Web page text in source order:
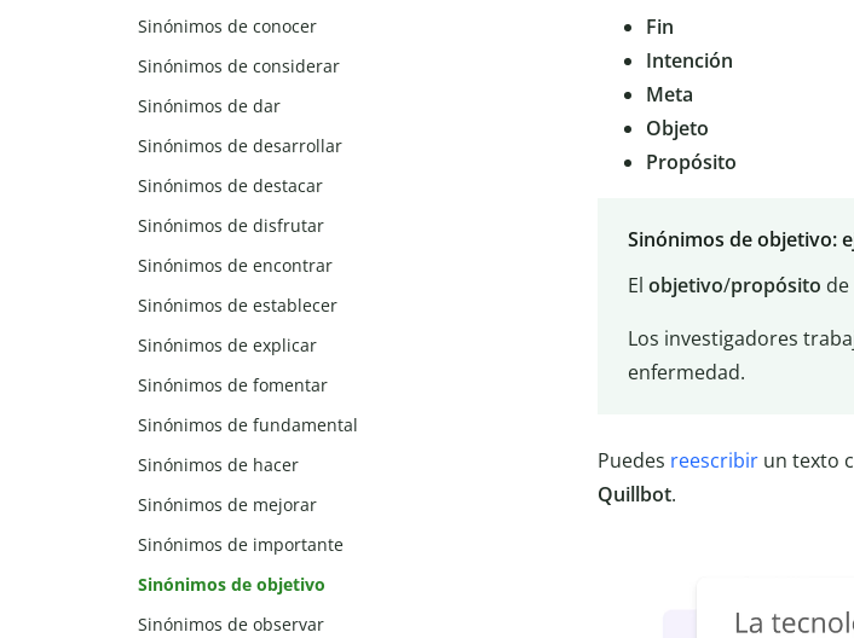
Fin
Intención
Meta
Objeto
Propósito
Sinónimos de objetivo:
El objetivo/propósito
Los investigadores
enfermedad.
Puedes reescribir un texto
Quillbot.
Sinónimos de conocer
Sinónimos de considerar
Sinónimos de dar
Sinónimos de desarrollar
Sinónimos de destacar
Sinónimos de disfrutar
Sinónimos de encontrar
Sinónimos de establecer
Sinónimos de explicar
Sinónimos de fomentar
Sinónimos de fundamental
Sinónimos de hacer
Sinónimos de mejorar
Sinónimos de importante
Sinónimos de objetivo
Sinónimos de observar